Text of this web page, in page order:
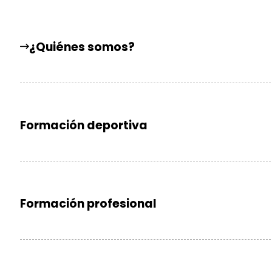
¿Quiénes somos?
Formación deportiva
Formación profesional